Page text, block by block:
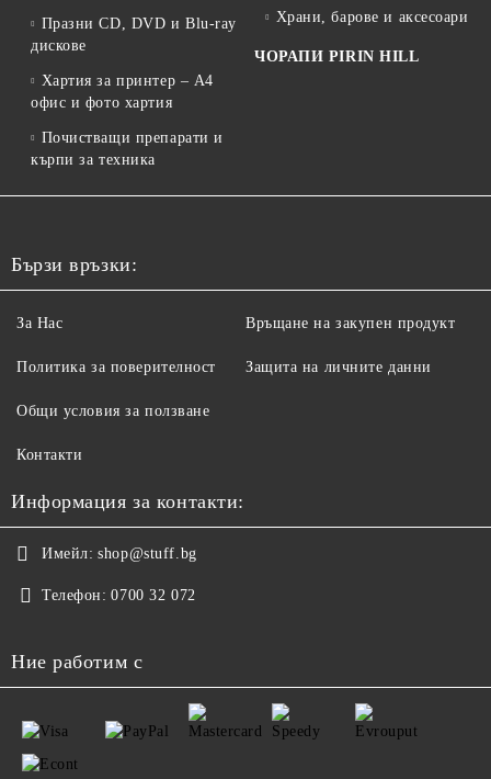
Празни CD, DVD и Blu-ray
дискове
Хартия за принтер – A4
офис и фото хартия
Почистващи препарати и
кърпи за техника
Храни, барове и аксесоари
ЧОРАПИ PIRIN HILL
Бързи връзки:
За Нас
Политика за поверителност
Общи условия за ползване
Контакти
Връщане на закупен продукт
Защита на личните данни
Информация за контакти:
Имейл: shop@stuff.bg
Телефон: 0700 32 072
Ние работим с